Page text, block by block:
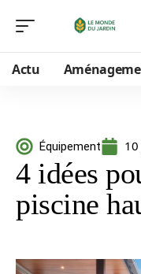
Actu
Équipement
4 idées
piscine